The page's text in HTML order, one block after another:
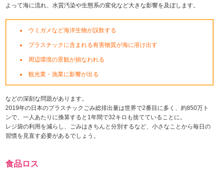
よって海に流れ、水質汚染や生態系の変化など大きな影響を及ぼします。
ウミガメなど海洋生物が誤飲する
プラスチックに含まれる有害物質が海に溶け出す
周辺環境の景観が損なわれる
観光業・漁業に影響が出る
などの深刻な問題があります。
2019年の日本のプラスチックごみ総排出量は世界で2番目に多く、約850万ト
ンで、一人あたりに換算すると1年間で32キロも捨てていることに。
レジ袋の利用を減らし、ごみはきちんと分別するなど、小さなことから毎日の
習慣を見直す必要があるでしょう。
食品ロス